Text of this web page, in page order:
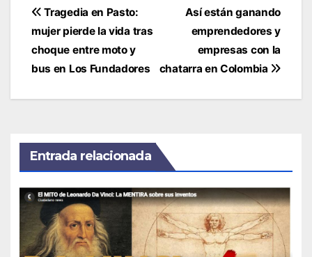
Navegación
de
entradas
Así están ganando
emprendedores y
empresas con la
chatarra en Colombia
Tragedia en Pasto:
mujer pierde la vida tras
choque entre moto y
bus en Los Fundadores
Entrada relacionada